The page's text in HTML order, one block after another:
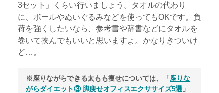
3セット」くらい行いましょう。タオルの代わり
に、ボールやぬいぐるみなどを使ってもOKです。負
荷を強くしたいなら、参考書や辞書などにタオルを
巻いて挟んでもいいと思いますよ。かなりきついけ
ど…。
※座りながらできる太もも痩せについては、「座りな
がらダイエット③ 脚痩せオフィスエクササイズ5選 」